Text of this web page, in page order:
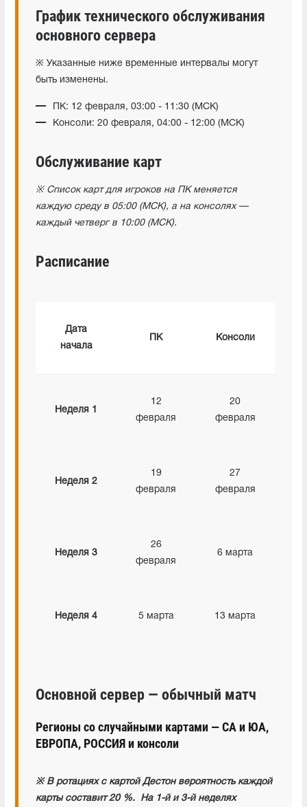
График технического обслуживания
основного сервера
※ Указанные ниже временные интервалы могут
быть изменены.
ПК: 12 февраля, 03:00 - 11:30 (МСК)
Консоли: 20 февраля, 04:00 - 12:00 (МСК)
Обслуживание карт
※ Список карт для игроков на ПК меняется
каждую среду в 05:00 (МСК), а на консолях —
каждый четверг в 10:00 (МСК).
Расписание
Дата
начала
ПК Консоли
Неделя 1
12
февраля
20
февраля
Неделя 2
19
февраля
27
февраля
Неделя 3
26
февраля
6 марта
Неделя 4 5 марта 13 марта
Основной сервер — обычный матч
Регионы со случайными картами — СА и ЮА,
ЕВРОПА, РОССИЯ и консоли
※ В ротациях с картой Дестон вероятность каждой
карты составит 20 %. На 1-й и 3-й неделях